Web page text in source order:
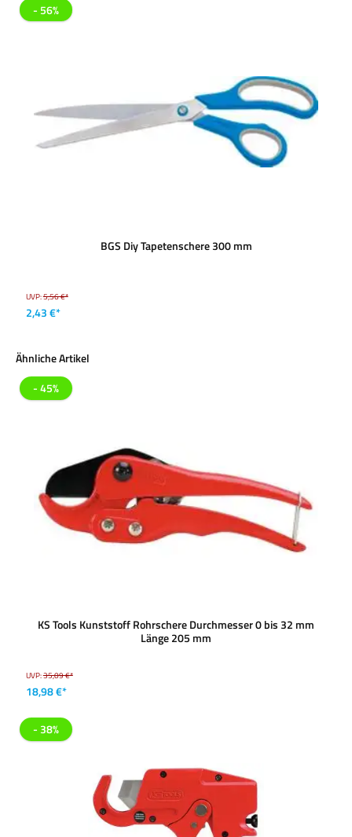
- 56%
BGS Diy Tapetenschere 300 mm
UVP:5,56 €*
2,43 €*
Produktgalerie überspringen
Ähnliche Artikel
- 45%
KS Tools Kunststoff Rohrschere Durchmesser 0 bis 32 mm
Länge 205 mm
UVP:35,09 €*
18,98 €*
- 38%